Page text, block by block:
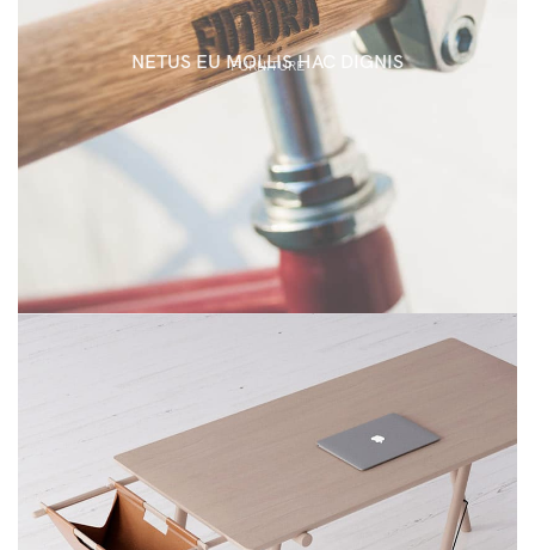
FURNITURE
NETUS EU MOLLIS HAC DIGNIS